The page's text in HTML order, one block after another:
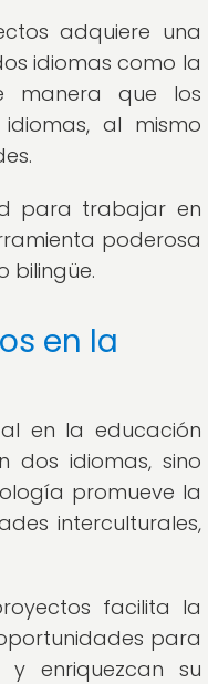
adquiere una
idiomas como la
manera que los
al mismo
para trabajar en
poderosa
bilingüe.
en la
en la educación
dos idiomas, sino
promueve la
interculturales,
facilita la
para
enriquezcan su